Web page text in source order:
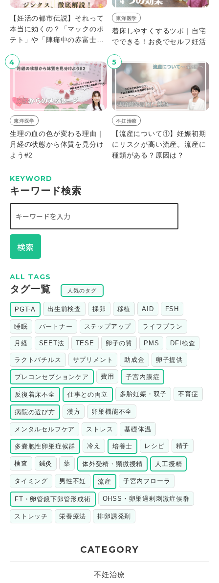
【妊活の都市伝説】それって
本当に効くの？「マックのポ
テト」や「陣痛中の赤富士」
ジンクス、徹底解説！
東洋医学
着床しやすくするツボ｜自宅
でできる！お灸でセルフ妊活
4
東洋医学
生理の血の色が変わる理由｜
月経の状態から体質を見分け
よう#2
5
不妊治療
【流産について①】妊娠初期
にリスクが高い流産。流産に
種類がある？原因は？
KEYWORD
キーワード検索
検索
ALL TAGS
タグ一覧 人気のタグ
PGT-A 出生前検査 採卵 移植 AID FSH
睡眠 パートナー ステップアップ ライフプラン
月経 SEET法 TESE 卵子の質 PMS DFI検査
ラクトバチルス サプリメント 助成金 卵子提供
プレコンセプションケア 費用 子宮内膜症
反復着床不全 仕事との両立 多胎妊娠・双子 不育症
病院の選び方 漢方 卵巣機能不全
メンタルセルフケア ストレス 基礎体温
多嚢胞性卵巣症候群 冷え 培養士 レシピ 精子
検査 鍼灸 薬 体外受精・顕微授精 人工授精
タイミング 男性不妊 流産 子宮内フローラ
FT・卵管鏡下卵管形成術 OHSS・卵巣過剰刺激症候群
ストレッチ 栄養療法 排卵誘発剤
CATEGORY
不妊治療